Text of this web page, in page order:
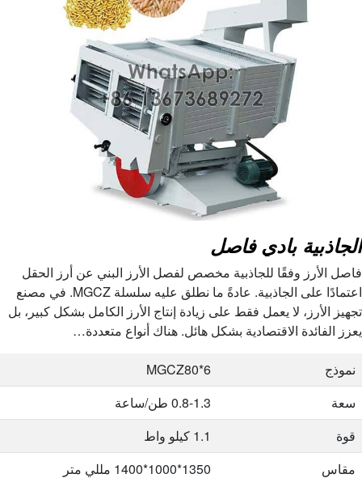
37-45 كيلو واط
1350*750*1800 مللي متر
الجاذبية بادي فاصل
فاصل الأرز وفقًا للجاذبية مخصص لفصل الأرز البني عن أرز الحقل
اعتمادًا على الجاذبية. عادةً ما نطلق عليه سلسلة MGCZ. في مصنع
تجهيز الأرز، لا يعمل فقط على زيادة إنتاج الأرز الكامل بشكل كبير، بل
يعزز الفائدة الاقتصادية بشكل هائل. هناك أنواع متعددة…
نموذج
MGCZ80*6
سعة
0.8-1.3 طن/ساعة
قوة
1.1 كيلو واط
مقاس
1350*1000*1400 مللي متر